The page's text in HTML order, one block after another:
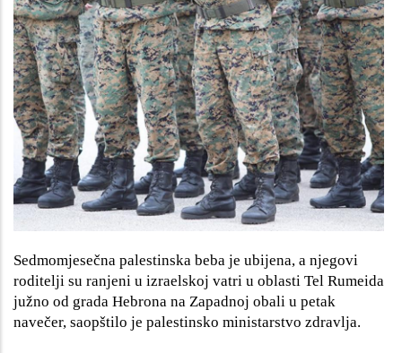
Sedmomjesečna palestinska beba je ubijena, a njegovi
roditelji su ranjeni u izraelskoj vatri u oblasti Tel Rumeida
južno od grada Hebrona na Zapadnoj obali u petak
navečer, saopštilo je palestinsko ministarstvo zdravlja.